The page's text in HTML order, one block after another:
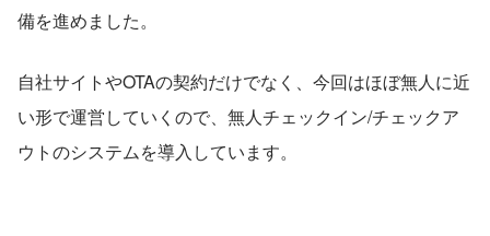
備を進めました。
自社サイトやOTAの契約だけでなく、今回はほぼ無人に近
い形で運営していくので、無人チェックイン/チェックア
ウトのシステムを導入しています。